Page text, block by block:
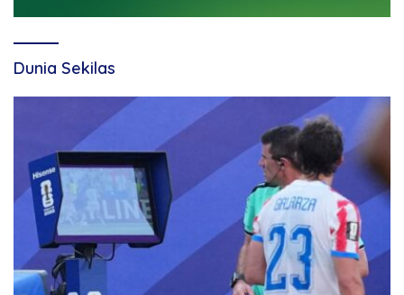
Dunia Sekilas